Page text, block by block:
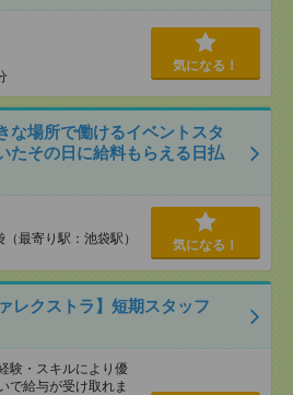
気になる！
な場所で働けるイベントスタ
たその日に給料もらえる日払
最寄り駅：池袋駅） 気になる！
レクストラ】短期スタッフ
・スキルにより優
で給与が受け取れま